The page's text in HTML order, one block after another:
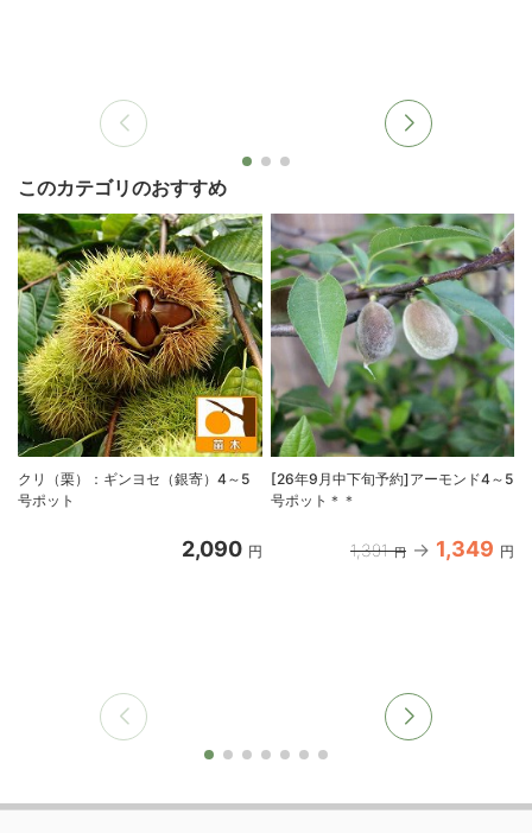
このカテゴリのおすすめ
クリ（栗）：ギンヨセ（銀寄）4～5
号ポット
2,090 円
[26年9月中下旬予約]アーモンド4～5
号ポット＊＊
1,391 円 1,349 円